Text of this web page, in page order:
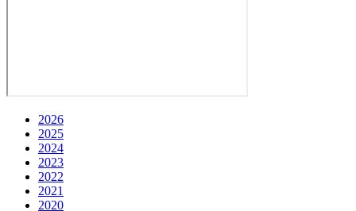
2026
2025
2024
2023
2022
2021
2020